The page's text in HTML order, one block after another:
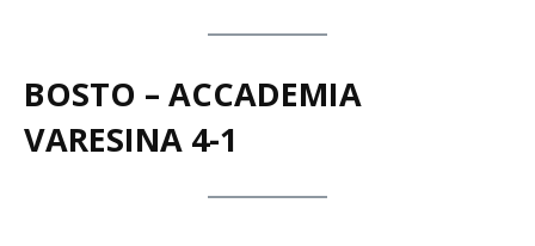
BOSTO – ACCADEMIA
VARESINA 4-1